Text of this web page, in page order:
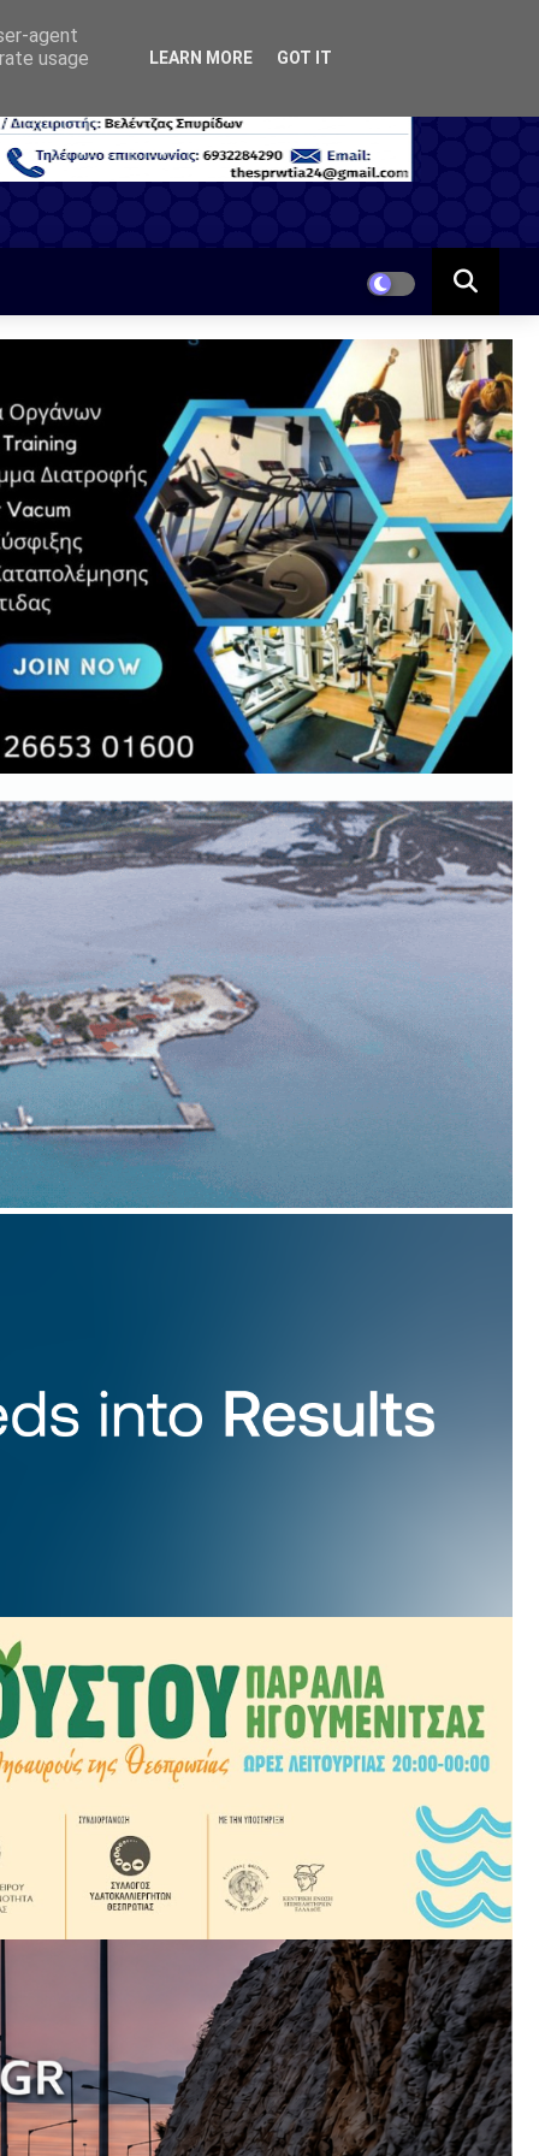
agent
usage
LEARN MORE GOT IT